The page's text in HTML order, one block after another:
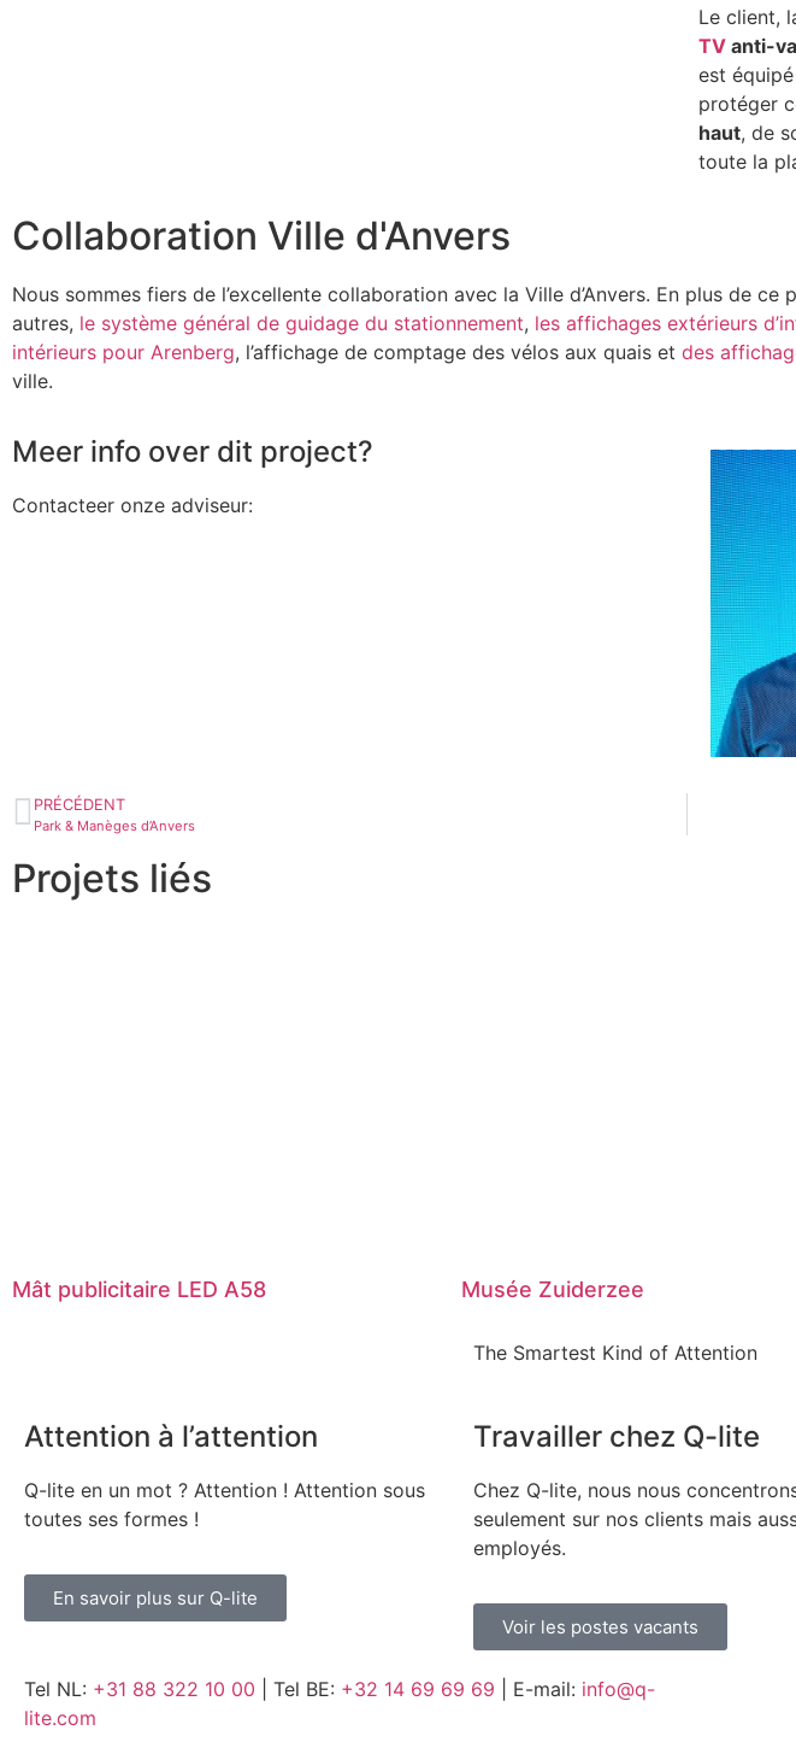
Le client,
TV anti-
est équipé
protéger
haut, de
toute la
Collaboration Ville d'Anvers
Nous sommes fiers de l’excellente collaboration avec la Ville d’Anvers. En plus de
autres, le système général de guidage du stationnement, les affichages extérieurs
intérieurs pour Arenberg, l’affichage de comptage des vélos aux quais et des
ville.
Meer info over dit project?
Contacteer onze adviseur:
PRÉCÉDENT
Park & ​​​​Manèges d’Anvers
Projets liés
Mât publicitaire LED A58 Musée Zuiderzee
The Smartest Kind of Attention
Attention à l’attention
Q-lite en un mot ? Attention ! Attention sous
toutes ses formes !
En savoir plus sur Q-lite
Travailler chez Q-lite
Chez Q-lite, nous nous
seulement sur nos clients mais
employés.
Voir les postes vacants
Tel NL: +31 88 322 10 00 | Tel BE: +32 14 69 69 69 | E-mail: info@q-
lite.com